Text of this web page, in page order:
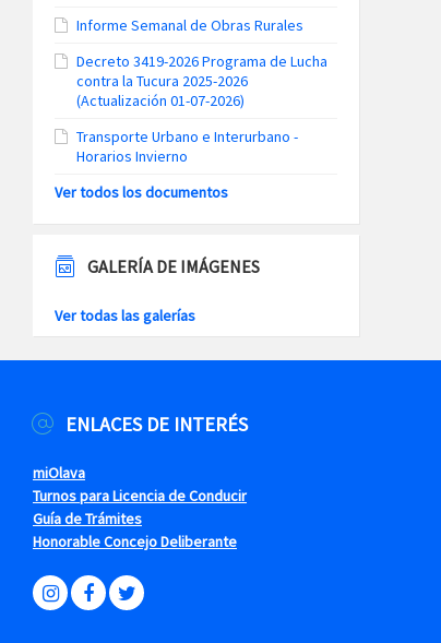
Informe Semanal de Obras Rurales
Decreto 3419-2026 Programa de Lucha
contra la Tucura 2025-2026
(Actualización 01-07-2026)
Transporte Urbano e Interurbano -
Horarios Invierno
Ver todos los documentos
GALERÍA DE IMÁGENES
Ver todas las galerías
ENLACES DE INTERÉS
miOlava
Turnos para Licencia de Conducir
Guía de Trámites
Honorable Concejo Deliberante